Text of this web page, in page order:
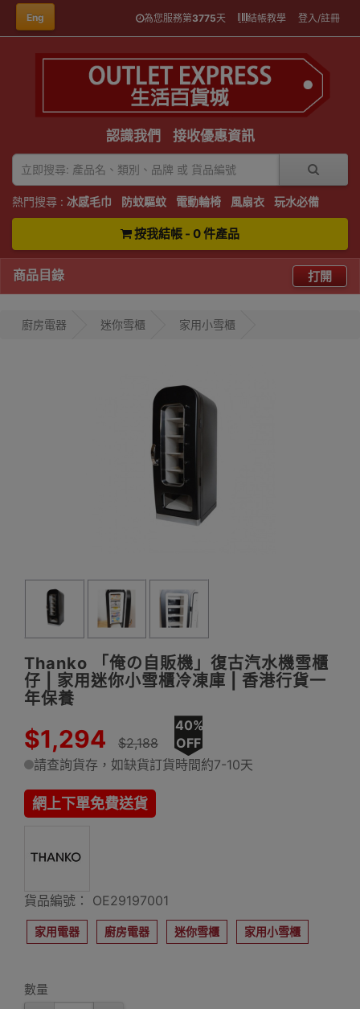
Eng 為您服務第3775天 結帳教學 登入/註冊
認識我們 接收優惠資訊
熱門搜尋 : 冰感毛巾 防蚊驅蚊 電動輪椅 風扇衣 玩水必備
按我結帳 - 0 件產品
商品目錄 打開
廚房電器 迷你雪櫃 家用小雪櫃
Thanko 「俺の自販機」復古汽水機雪櫃
仔 | 家用迷你小雪櫃冷凍庫 | 香港行貨一
年保養
$1,294 $2,188
40%
OFF
請查詢貨存，如缺貨訂貨時間約7-10天
網上下單免費送貨
貨品編號： OE29197001
家用電器 廚房電器 迷你雪櫃 家用小雪櫃
數量